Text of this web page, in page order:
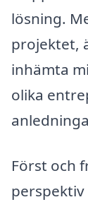
lösning.
projektet,
inhämta
olika
Först och